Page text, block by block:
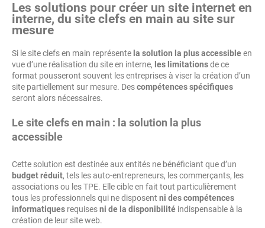
Les solutions pour créer un site internet en
interne, du site clefs en main au site sur
mesure
Si le site clefs en main représente la solution la plus accessibleen
vue d’une réalisation du site en interne, les limitationsde ce
format pousseront souvent les entreprises à viser la création d’un
site partiellement sur mesure. Descompétences spécifiques
seront alors nécessaires.
Le site clefs en main : la solution la plus
accessible
Cette solution est destinée aux entités ne bénéficiant que d’un
budget réduit, tels les auto-entrepreneurs, les commerçants, les
associations ou les TPE. Elle cible en fait tout particulièrement
tous les professionnels qui ne disposent ni des compétences
informatiques requisesni de la disponibilité indispensable à la
création de leur site web.